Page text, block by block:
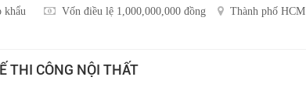
khẩu Vốn điều lệ 1,000,000,000 đồng
Thành phố HCM
THI CÔNG NỘI THẤT